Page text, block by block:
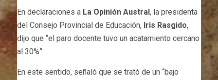
En declaraciones a La Opinión Austral, la presidenta
del Consejo Provincial de Educación, Iris Rasgido,
dijo que “el paro docente tuvo un acatamiento cercano
al 30%”.
En este sentido, señaló que se trató de un “bajo